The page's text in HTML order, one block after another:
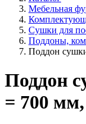
Мебельная
Сушки для
Поддоны,
Поддон
Поддон
= 700